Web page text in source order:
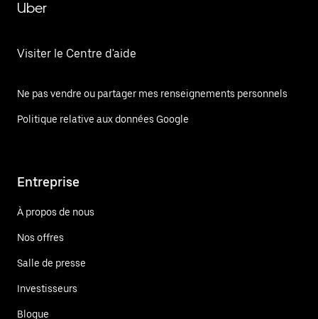
Uber
Visiter le Centre d'aide
Ne pas vendre ou partager mes renseignements personnels
Politique relative aux données Google
Entreprise
À propos de nous
Nos offres
Salle de presse
Investisseurs
Blogue